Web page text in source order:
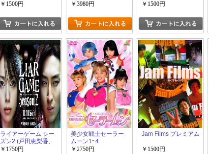
￥1500円
￥3980円
￥1500円
ライアーゲーム シー
ズン2 (戸田恵梨香、
松田翔太 出演)
￥1750円
美少女戦士セーラー
ムーン1~4
￥2750円
Jam Films プレミアム
￥1500円